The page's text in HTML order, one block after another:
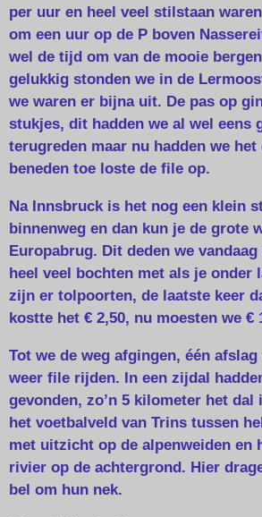
per uur en heel veel stilstaan
om een uur op de P boven
wel de tijd om van de mooie
gelukkig stonden we in de
we waren er bijna uit. De pas op
stukjes, dit hadden we al wel eens
terugreden maar nu hadden we
beneden toe loste de file op.
Na Innsbruck is het nog een klein
binnenweg en dan kun je de grote
Europabrug. Dit deden we
heel veel bochten met als je onder
zijn er tolpoorten, de laatste keer
kostte het € 2,50, nu moesten we €
Tot we de weg afgingen, één
weer file rijden. In een zijdal
gevonden, zo’n 5 kilometer het dal
het voetbalveld van Trins tussen
met uitzicht op de alpenweiden en
rivier op de achtergrond. Hier
bel om hun nek.